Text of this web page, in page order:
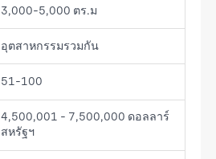
3,000-5,000 ตร.ม
อุตสาหกรรมรวมกัน
51-100
4,500,001 - 7,500,000 ดอลลาร์
สหรัฐฯ